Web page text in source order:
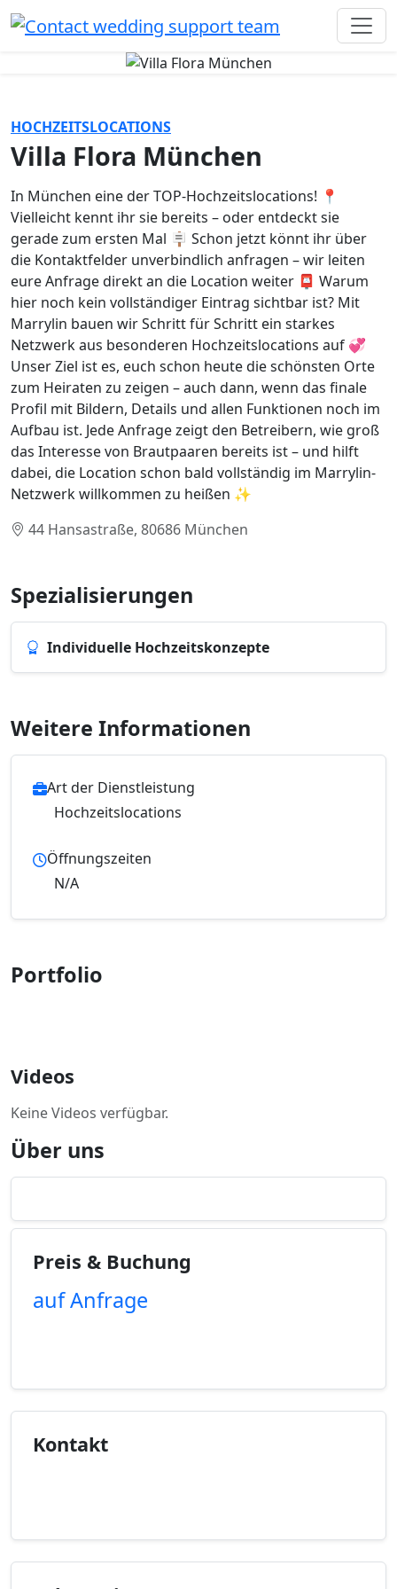
HOCHZEITSLOCATIONS
Villa Flora München
In München eine der TOP-Hochzeitslocations! 📍
Vielleicht kennt ihr sie bereits – oder entdeckt sie
gerade zum ersten Mal 🪧 Schon jetzt könnt ihr über
die Kontaktfelder unverbindlich anfragen – wir leiten
eure Anfrage direkt an die Location weiter 📮 Warum
hier noch kein vollständiger Eintrag sichtbar ist? Mit
Marrylin bauen wir Schritt für Schritt ein starkes
Netzwerk aus besonderen Hochzeitslocations auf 💞
Unser Ziel ist es, euch schon heute die schönsten Orte
zum Heiraten zu zeigen – auch dann, wenn das finale
Profil mit Bildern, Details und allen Funktionen noch im
Aufbau ist. Jede Anfrage zeigt den Betreibern, wie groß
das Interesse von Brautpaaren bereits ist – und hilft
dabei, die Location schon bald vollständig im Marrylin-
Netzwerk willkommen zu heißen ✨
44 Hansastraße, 80686 München
Spezialisierungen
Individuelle Hochzeitskonzepte
Weitere Informationen
Art der Dienstleistung
Hochzeitslocations
Öffnungszeiten
N/A
Portfolio
Videos
Keine Videos verfügbar.
Über uns
Preis & Buchung
auf Anfrage
Kontakt